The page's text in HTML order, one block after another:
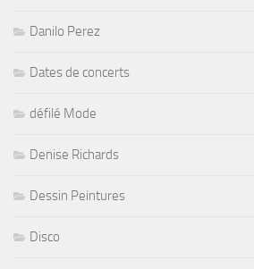
Danilo Perez
Dates de concerts
défilé Mode
Denise Richards
Dessin Peintures
Disco